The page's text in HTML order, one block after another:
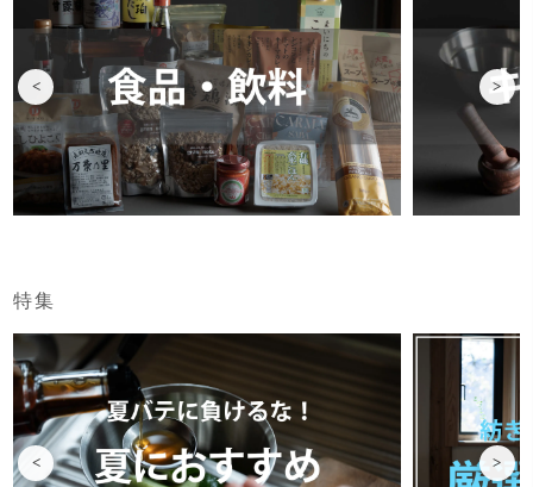
< >
特集
< >